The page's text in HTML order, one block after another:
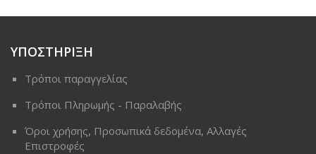
ΥΠΟΣΤΗΡΙΞΗ
Τρόποι παραγγελίας
Τρόποι Πληρωμής - Παραλαβής
Όροι χρήσης, Προσωπικά δεδομένα, Αλλαγές
Επιστροφές